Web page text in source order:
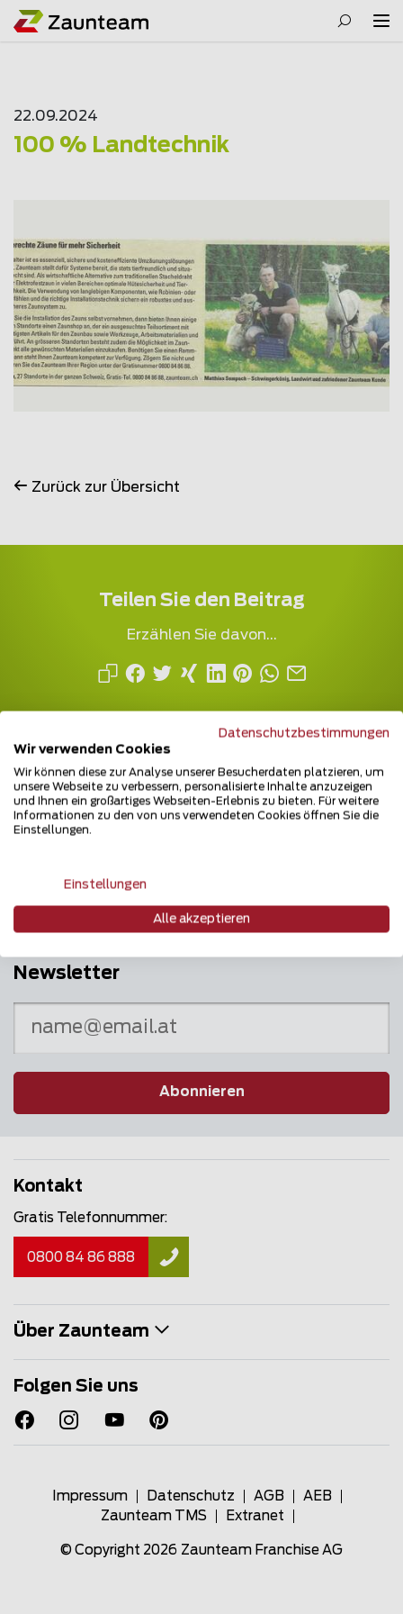
22.09.2024
100 % Landtechnik
Zurück zur Übersicht
Teilen Sie den Beitrag
Erzählen Sie davon...
Mehrfach ausgezeichnet und immer am
Newsletter
Abonnieren
Kontakt
Gratis Telefonnummer:
0800 84 86 888
Über Zaunteam
Folgen Sie uns
Impressum Datenschutz AGB
AEB
Zaunteam TMS
Extranet
© Copyright 2026 Zaunteam Franchise AG
Datenschutzbestimmungen
Wir verwenden Cookies
Wir können diese zur Analyse unserer Besucherdaten platzieren, um
unsere Webseite zu verbessern, personalisierte Inhalte anzuzeigen
und Ihnen ein großartiges Webseiten-Erlebnis zu bieten. Für weitere
Informationen zu den von uns verwendeten Cookies öffnen Sie die
Einstellungen.
Einstellungen
Alle akzeptieren